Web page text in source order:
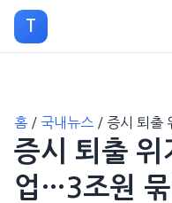
T
홈 / 국내뉴스 / 증시 퇴출
증시 퇴출 위
업…3조원 묶